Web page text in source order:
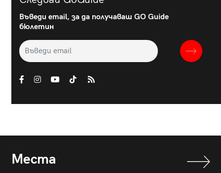
Въведи email, за да получаваш GO Guide
бюлетин
Места